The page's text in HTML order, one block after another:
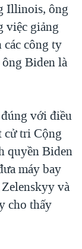
Illinois, ông
việc giảng
các công ty
Biden là
với điều
cử tri Cộng
quyền Biden
máy bay
và
cho thấy